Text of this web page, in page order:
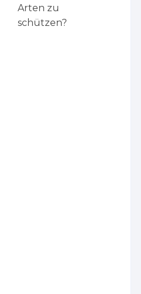
Arten zu
schützen?